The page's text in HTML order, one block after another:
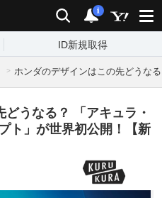
検索 通知
i
ID新規取得
ホンダのデザインはこの先どうな
うなる？ 「アキュラ・
ト」が世界初公開！【新